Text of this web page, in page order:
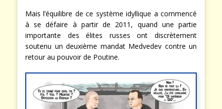
Mais l’équilibre de ce système idyllique a commencé
à se défaire à partir de 2011, quand une partie
importante des élites russes ont discrètement
soutenu un deuxième mandat Medvedev contre un
retour au pouvoir de Poutine.